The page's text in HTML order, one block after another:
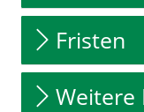
Fristen
Weitere